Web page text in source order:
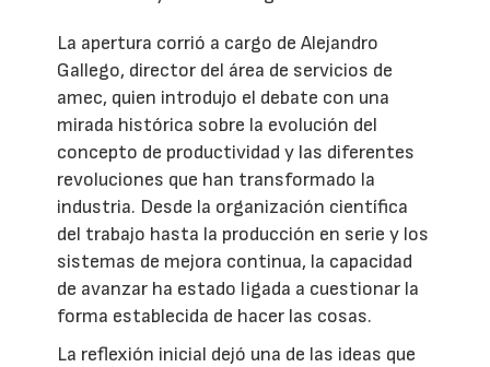
La apertura corrió a cargo de Alejandro
Gallego, director del área de servicios de
amec, quien introdujo el debate con una
mirada histórica sobre la evolución del
concepto de productividad y las diferentes
revoluciones que han transformado la
industria. Desde la organización científica
del trabajo hasta la producción en serie y los
sistemas de mejora continua, la capacidad
de avanzar ha estado ligada a cuestionar la
forma establecida de hacer las cosas.
La reflexión inicial dejó una de las ideas que